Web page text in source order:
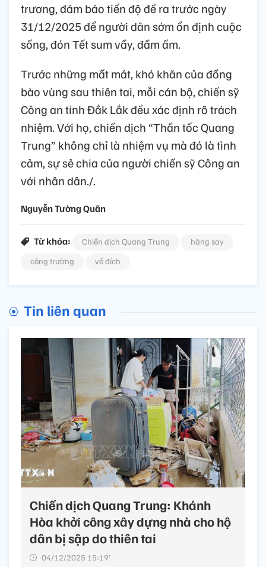
trương, đảm bảo tiến độ đề ra trước ngày
31/12/2025 để người dân sớm ổn định cuộc
sống, đón Tết sum vầy, đầm ấm.
Trước những mất mát, khó khăn của đồng
bào vùng sau thiên tai, mỗi cán bộ, chiến sỹ
Công an tỉnh Đắk Lắk đều xác định rõ trách
nhiệm. Với họ, chiến dịch “Thần tốc Quang
Trung” không chỉ là nhiệm vụ mà đó là tình
cảm, sự sẻ chia của người chiến sỹ Công an
với nhân dân./.
Nguyễn Tường Quân
Từ khóa: Chiến dịch Quang Trung
hăng say
công trường
về đích
Tin liên quan
Chiến dịch Quang Trung: Khánh
Hòa khởi công xây dựng nhà cho hộ
dân bị sập do thiên tai
04/12/2025 15:19’